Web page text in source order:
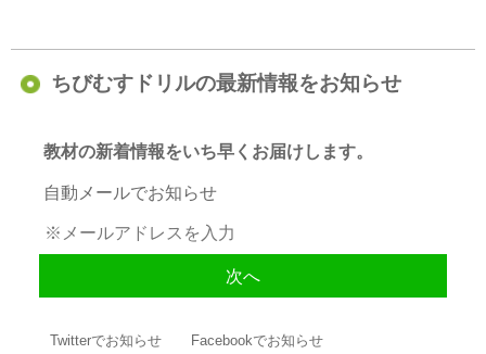
ちびむすドリルの最新情報をお知らせ
教材の新着情報をいち早くお届けします。
自動メールでお知らせ
Twitterでお知らせ Facebookでお知らせ